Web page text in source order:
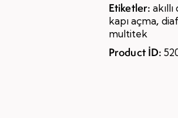
Etiketler:
kapı açma,
multitek
Product ID: